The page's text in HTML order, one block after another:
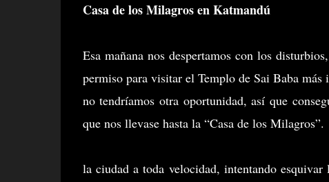
Casa de los Milagros en Katmandú
Esa mañana nos despertamos con los
permiso para visitar el Templo de Sai Baba
no tendríamos otra oportunidad, así que
que nos llevase hasta la “Casa de los Milagros”.
la ciudad a toda velocidad, intentando